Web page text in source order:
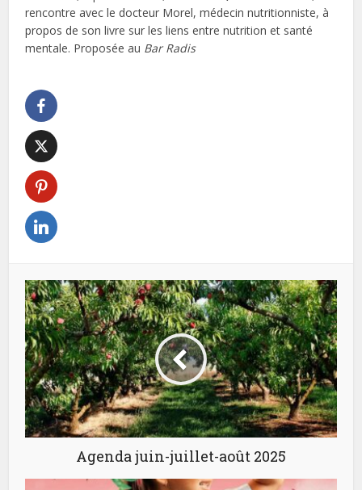
rencontre avec le docteur Morel, médecin nutritionniste, à
propos de son livre sur les liens entre nutrition et santé
mentale. Proposée au Bar Radis
Agenda juin-juillet-août 2025